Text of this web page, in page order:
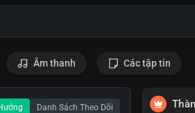
Âm thanh Các tập tin
Danh Sách Theo Dõi